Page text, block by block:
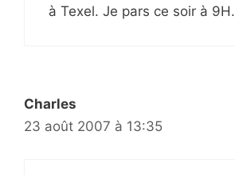
à Texel. Je pars ce soir à 9H.
Charles
23 août 2007 à 13:35